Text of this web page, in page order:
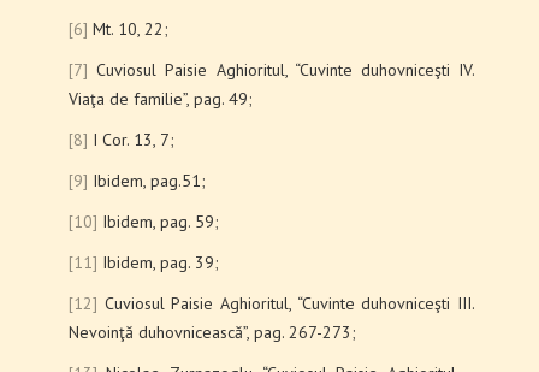
[6] Mt. 10, 22;
[7] Cuviosul Paisie Aghioritul, “Cuvinte duhovniceşti IV.
Viaţa de familie”, pag. 49;
[8] I Cor. 13, 7;
[9] Ibidem, pag.51;
[10] Ibidem, pag. 59;
[11] Ibidem, pag. 39;
[12] Cuviosul Paisie Aghioritul, “Cuvinte duhovniceşti III.
Nevoinţă duhovnicească”, pag. 267-273;